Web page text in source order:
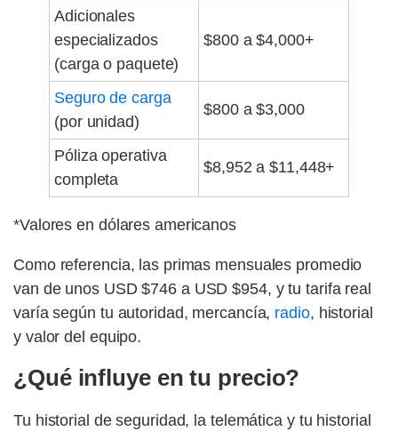
Adicionales
especializados
(carga o paquete)
$800 a $4,000+
Seguro de carga
(por unidad)
$800 a $3,000
Póliza operativa
completa
$8,952 a $11,448+
*Valores en dólares americanos
Como referencia, las primas mensuales promedio
van de unos USD $746 a USD $954, y tu tarifa real
varía según tu autoridad, mercancía, radio, historial
y valor del equipo.
¿Qué influye en tu precio?
Tu historial de seguridad, la telemática y tu historial